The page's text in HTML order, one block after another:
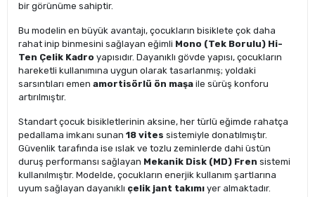
bir görünüme sahiptir.
Bu modelin en büyük avantajı, çocukların bisiklete çok daha
rahat inip binmesini sağlayan eğimli Mono (Tek Borulu) Hi-
Ten Çelik Kadro yapısıdır. Dayanıklı gövde yapısı, çocukların
hareketli kullanımına uygun olarak tasarlanmış; yoldaki
sarsıntıları emen amortisörlü ön maşa ile sürüş konforu
artırılmıştır.
Standart çocuk bisikletlerinin aksine, her türlü eğimde rahatça
pedallama imkanı sunan 18 vites sistemiyle donatılmıştır.
Güvenlik tarafında ise ıslak ve tozlu zeminlerde dahi üstün
duruş performansı sağlayan Mekanik Disk (MD) Fren sistemi
kullanılmıştır. Modelde, çocukların enerjik kullanım şartlarına
uyum sağlayan dayanıklı çelik jant takımı yer almaktadır.